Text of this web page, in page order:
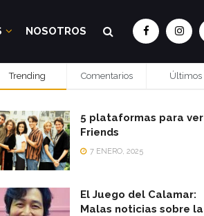
NOSOTROS
Trending Comentarios Últimos
5 plataformas para ver
Friends
7 ENERO, 2025
El Juego del Calamar:
Malas noticias sobre la